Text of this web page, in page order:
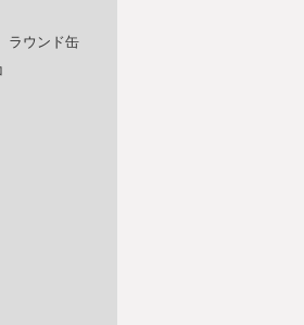
ラウンド缶